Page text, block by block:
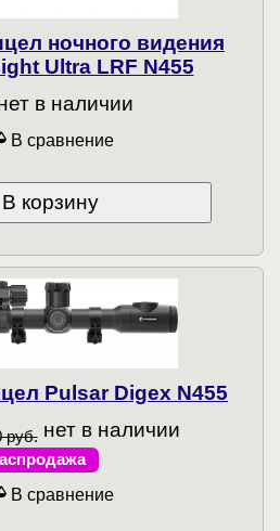
ночного видения
Ultra LRF N455
в наличии
В сравнение
В корзину
Pulsar Digex N455
руб. нет в наличии
В сравнение